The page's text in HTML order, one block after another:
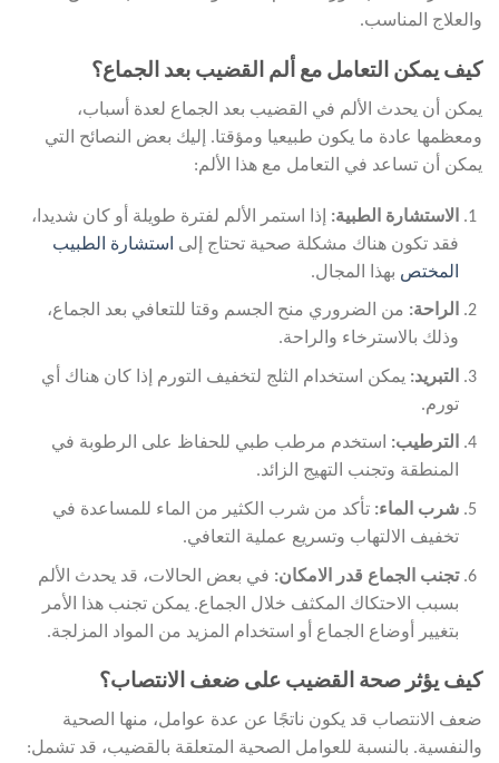
والعلاج المناسب.
كيف يمكن التعامل مع ألم القضيب بعد الجماع؟
يمكن أن يحدث الألم في القضيب بعد الجماع لعدة أسباب،
ومعظمها عادة ما يكون طبيعيا ومؤقتا. إليك بعض النصائح التي
يمكن أن تساعد في التعامل مع هذا الألم:
الاستشارة الطبية: إذا استمر الألم لفترة طويلة أو كان شديدا،
فقد تكون هناك مشكلة صحية تحتاج إلى
استشارة الطبيب
المختص بهذا المجال.
الراحة: من الضروري منح الجسم وقتا للتعافي بعد الجماع،
وذلك بالاسترخاء والراحة.
التبريد: يمكن استخدام الثلج لتخفيف التورم إذا كان هناك أي
تورم.
الترطيب: استخدم مرطب طبي للحفاظ على الرطوبة في
المنطقة وتجنب التهيج الزائد.
شرب الماء: تأكد من شرب الكثير من الماء للمساعدة في
تخفيف الالتهاب وتسريع عملية التعافي.
تجنب الجماع قدر الامكان: في بعض الحالات، قد يحدث الألم
بسبب الاحتكاك المكثف خلال الجماع. يمكن تجنب هذا الأمر
بتغيير أوضاع الجماع أو استخدام المزيد من المواد المزلجة.
كيف يؤثر صحة القضيب على ضعف الانتصاب؟
ضعف الانتصاب قد يكون ناتجًا عن عدة عوامل، منها الصحية
والنفسية. بالنسبة للعوامل الصحية المتعلقة بالقضيب، قد تشمل: